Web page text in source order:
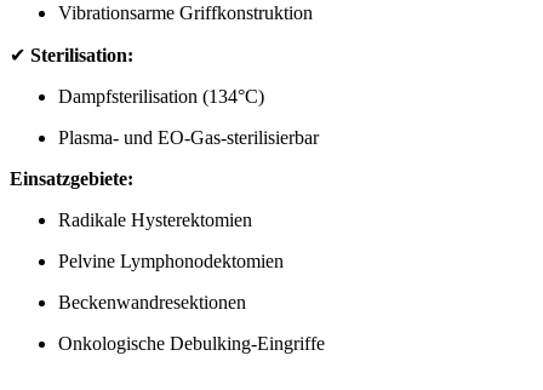
Vibrationsarme Griffkonstruktion
✔ Sterilisation:
Dampfsterilisation (134°C)
Plasma- und EO-Gas-sterilisierbar
Einsatzgebiete:
Radikale Hysterektomien
Pelvine Lymphonodektomien
Beckenwandresektionen
Onkologische Debulking-Eingriffe